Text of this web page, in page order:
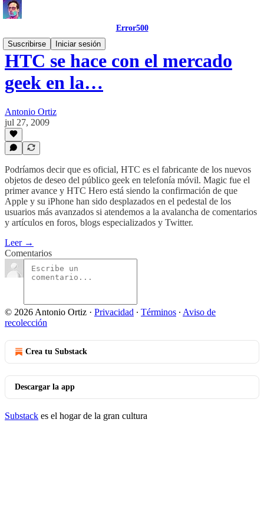
Error500
Suscribirse
Iniciar sesión
HTC se hace con el mercado
geek en la…
Antonio Ortiz
jul 27, 2009
Podríamos decir que es oficial, HTC es el fabricante de los nuevos
objetos de deseo del público geek en telefonía móvil. Magic fue el
primer avance y HTC Hero está siendo la confirmación de que
Apple y su iPhone han sido desplazados en el pedestal de los
usuarios más avanzados si atendemos a la avalancha de comentarios
y artículos en foros, blogs especializados y Twitter.
Leer →
Comentarios
© 2026 Antonio Ortiz · Privacidad ∙ Términos ∙ Aviso de
recolección
Crea tu Substack
Descargar la app
Substack es el hogar de la gran cultura